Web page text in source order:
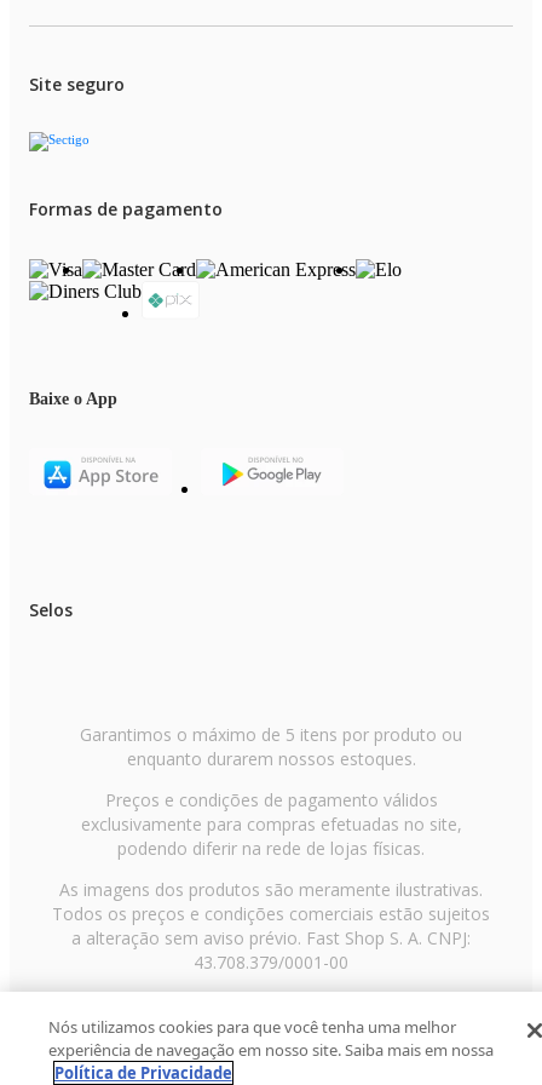
Site seguro
Formas de pagamento
Baixe o App
Selos
Garantimos o máximo de 5 itens por produto ou
enquanto durarem nossos estoques.
Preços e condições de pagamento válidos
exclusivamente para compras efetuadas no site,
podendo diferir na rede de lojas físicas.
As imagens dos produtos são meramente ilustrativas.
Todos os preços e condições comerciais estão sujeitos
a alteração sem aviso prévio. Fast Shop S. A. CNPJ:
43.708.379/0001-00
Paulo/SP, CEP 02029-001, Telefone: 11 3003-3728 ©
2013 Fast Shop - Todos os direitos reservadosRF
Nós utilizamos cookies para que você tenha uma melhor
experiência de navegação em nosso site. Saiba mais em nossa
Política de Privacidade